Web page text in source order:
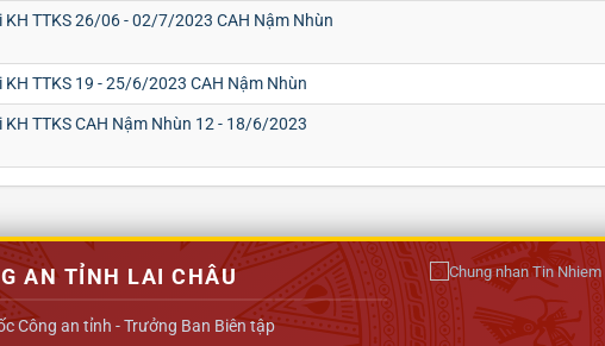
KH TTKS 26/06 - 02/7/2023 CAH Nậm Nhùn
KH TTKS 19 - 25/6/2023 CAH Nậm Nhùn
KH TTKS CAH Nậm Nhùn 12 - 18/6/2023
AN TỈNH LAI CHÂU
Công an tỉnh - Trưởng Ban Biên tập